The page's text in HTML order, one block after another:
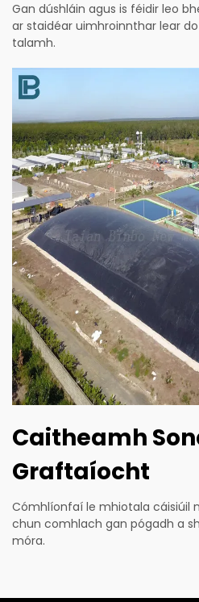
Gan dúshláin agus is féidir leo
ar staidéar uimhroinnthar lear
talamh.
Caitheamh
Graftaíocht
Cómhlíonfaí le mhiotala cáisiúil
chun comhlach gan pógadh a
móra.